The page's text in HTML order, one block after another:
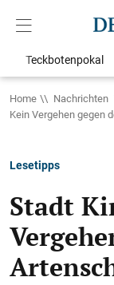
Teckbotenpokal
Home Nachrichten
Kein Vergehen gegen
Lesetipps
Stadt